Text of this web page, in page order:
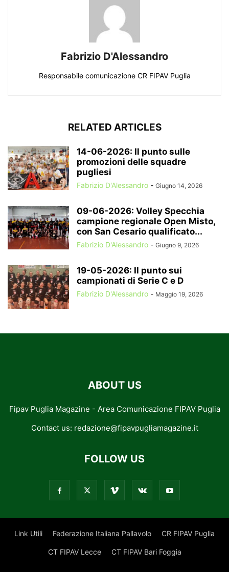
Fabrizio D'Alessandro
Responsabile comunicazione CR FIPAV Puglia
RELATED ARTICLES
14-06-2026: Il punto sulle
promozioni delle squadre
pugliesi
Fabrizio D'Alessandro - Giugno 14, 2026
09-06-2026: Volley Specchia
campione regionale Open Misto,
con San Cesario qualificato...
Fabrizio D'Alessandro - Giugno 9, 2026
19-05-2026: Il punto sui
campionati di Serie C e D
Fabrizio D'Alessandro - Maggio 19, 2026
ABOUT US
Fipav Puglia Magazine - Area Comunicazione FIPAV Puglia
Contact us: redazione@fipavpugliamagazine.it
FOLLOW US
Link Utili Federazione Italiana Pallavolo CR FIPAV Puglia
CT FIPAV Lecce CT FIPAV Bari Foggia